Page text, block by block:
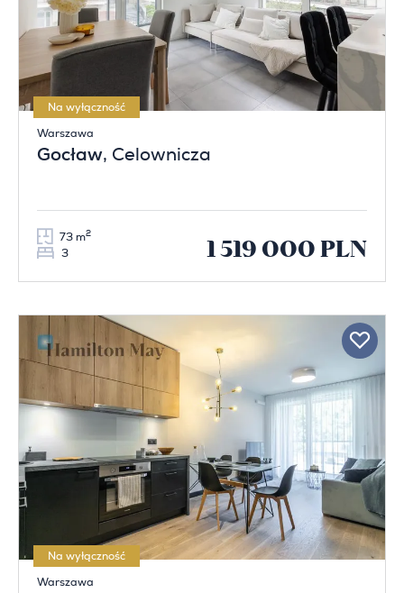
Na wyłączność
Warszawa
Gocław, Celownicza
73 m2
3 1 519 000 PLN
Na wyłączność
Warszawa